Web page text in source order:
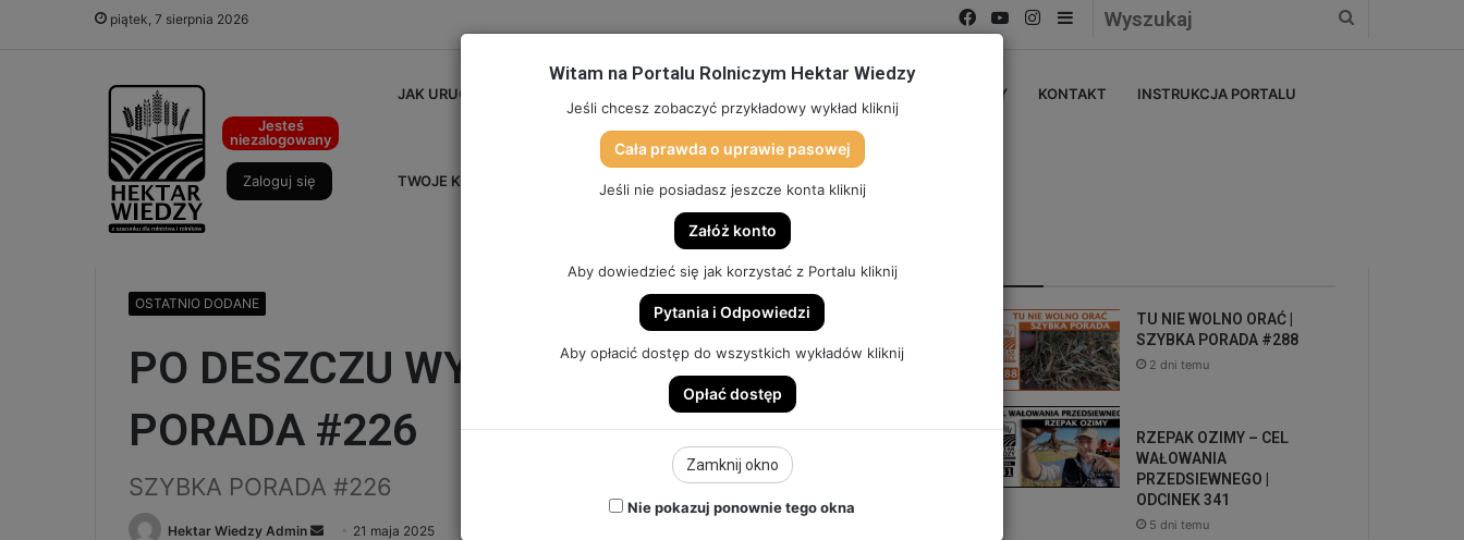
piątek, 7 sierpnia 2026 Sidebar
Instagram
YouTube
Facebook
Jesteś
niezalogowany
Zaloguj się
JAK URUCHOMIĆ PORTAL PARTNERZY KONTAKT INSTRUKCJA PORTALU
TWOJE KONTO SKLEP (DOSTĘP, GADŻETY, SZKOLENIA) HEKTAR SYSTEM
OSTATNIO DODANE
PO DESZCZU WYJDĄ BŁĘDY! | SZYBKA
PORADA #226
SZYBKA PORADA #226
Hektar Wiedzy Admin
Send 21 maja 2025
TU NIE WOLNO ORAĆ |
SZYBKA PORADA #288
2 dni temu
RZEPAK OZIMY – CEL
WAŁOWANIA
PRZEDSIEWNEGO |
ODCINEK 341
5 dni temu
Witam na Portalu Rolniczym Hektar Wiedzy
Jeśli chcesz zobaczyć przykładowy wykład kliknij
Cała prawda o uprawie pasowej
Jeśli nie posiadasz jeszcze konta kliknij
Załóż konto
Aby dowiedzieć się jak korzystać z Portalu kliknij
Pytania i Odpowiedzi
Aby opłacić dostęp do wszystkich wykładów kliknij
Opłać dostęp
Zamknij okno
Nie pokazuj ponownie tego okna